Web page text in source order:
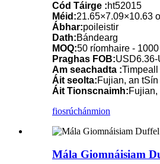
Cód Táirge :ht52015
Méid:21.65×7.09×10.63
Ábhar:poileistir
Dath:Bándearg
MOQ:50 ríomhaire -
Praghas FOB:
Am seachadta :
Áit seolta:Fujian, an tSín
Áit Tionscnaimh:Fujian,
fiosrúchánmion
Mála Giomnáisiam